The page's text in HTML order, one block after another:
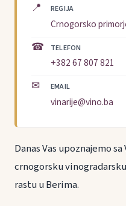
📍 REGIJA
Crnogorsko
☎ TELEFON
+382 67 807 821
✉ EMAIL
vinarije@vino.ba
Danas Vas upoznajemo
crnogorsku
rastu u Berima.